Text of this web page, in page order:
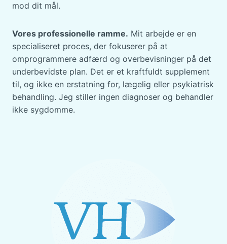
mod dit mål.
Vores professionelle ramme. Mit arbejde er en
specialiseret proces, der fokuserer på at
omprogrammere adfærd og overbevisninger på det
underbevidste plan. Det er et kraftfuldt supplement
til, og ikke en erstatning for, lægelig eller psykiatrisk
behandling. Jeg stiller ingen diagnoser og behandler
ikke sygdomme.